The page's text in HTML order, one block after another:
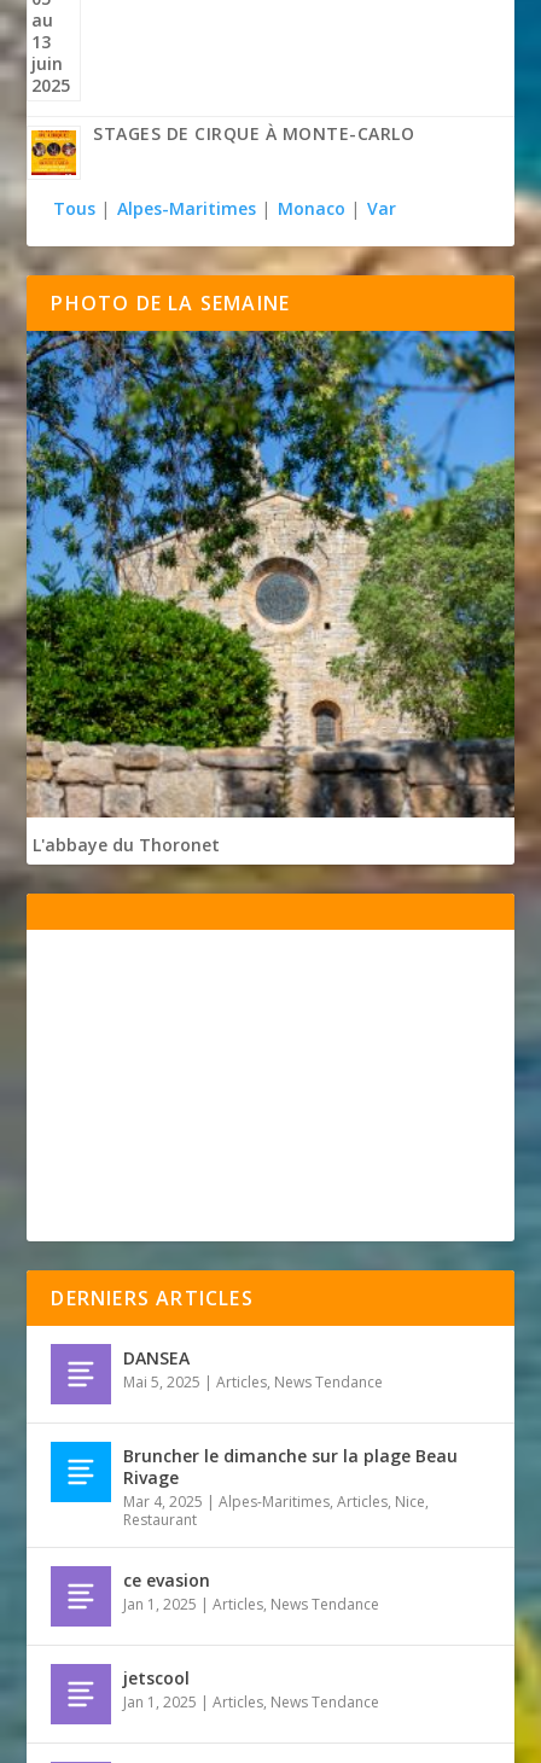
STAGES DE CIRQUE À MONTE-CARLO
Tous | Alpes-Maritimes | Monaco | Var
PHOTO DE LA SEMAINE
L'abbaye du Thoronet
DERNIERS ARTICLES
DANSEA
Mai 5, 2025 |Articles, News Tendance
Bruncher le dimanche sur la plage Beau
Rivage
Mar 4, 2025 |Alpes-Maritimes,Articles, Nice,
Restaurant
ce evasion
Jan 1, 2025 |Articles, News Tendance
jetscool
Jan 1, 2025 |Articles, News Tendance